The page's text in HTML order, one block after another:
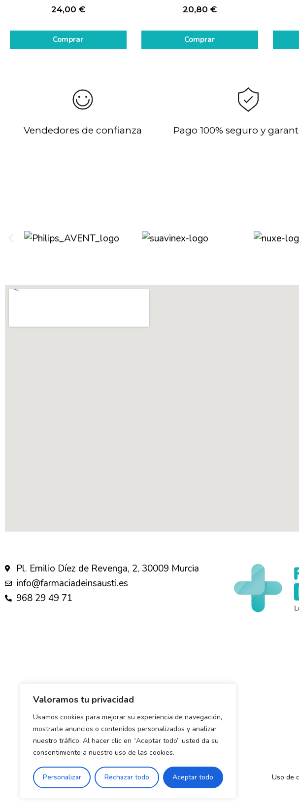
Valoramos tu privacidad
Usamos cookies para mejorar su experiencia de navegación,
mostrarle anuncios o contenidos personalizados y analizar
nuestro tráfico. Al hacer clic en “Aceptar todo” usted da su
consentimiento a nuestro uso de las cookies.
Personalizar Rechazar todo Aceptar todo
24,00 €
Comprar
20,80 €
Comprar
Vendedores de confianza Pago 100% seguro y
Pl. Emilio Díez de Revenga, 2, 30009 Murcia
info@farmaciadeinsausti.es
968 29 49 71
Política de envío y devoluciones Política de privacidad Uso de